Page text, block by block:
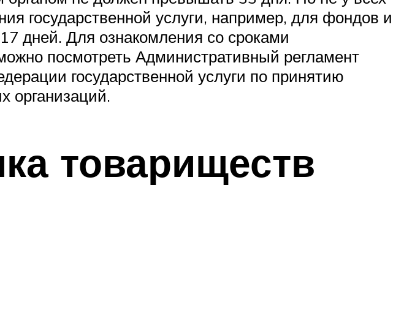
государственной услуги, например, для фондов и
дней. Для ознакомления со сроками
посмотреть Административный регламент
государственной услуги по принятию
организаций.
товариществ